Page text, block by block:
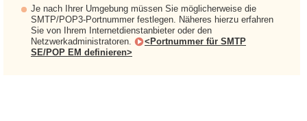
Je nach Ihrer Umgebung müssen Sie möglicherweise die
SMTP/POP3-Portnummer festlegen. Näheres hierzu erfahren
Sie von Ihrem Internetdienstanbieter oder den
Netzwerkadministratoren.
<Portnummer für SMTP
SE/POP EM definieren>